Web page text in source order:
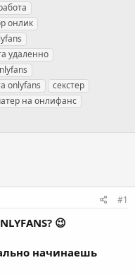
брачка работа
онлик
удаленно
onlyfans
секстер
😉
начинаешь